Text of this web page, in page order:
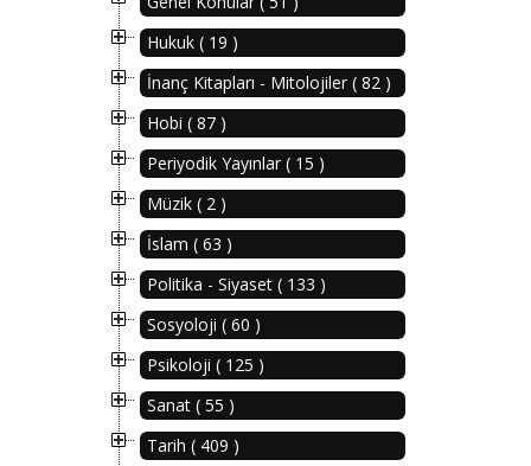
Hukuk ( 19 )
İnanç Kitapları - Mitolojiler ( 82 )
Hobi ( 87 )
Periyodik Yayınlar ( 15 )
Müzik ( 2 )
İslam ( 63 )
Politika - Siyaset ( 133 )
Sosyoloji ( 60 )
Psikoloji ( 125 )
Sanat ( 55 )
Tarih ( 409 )